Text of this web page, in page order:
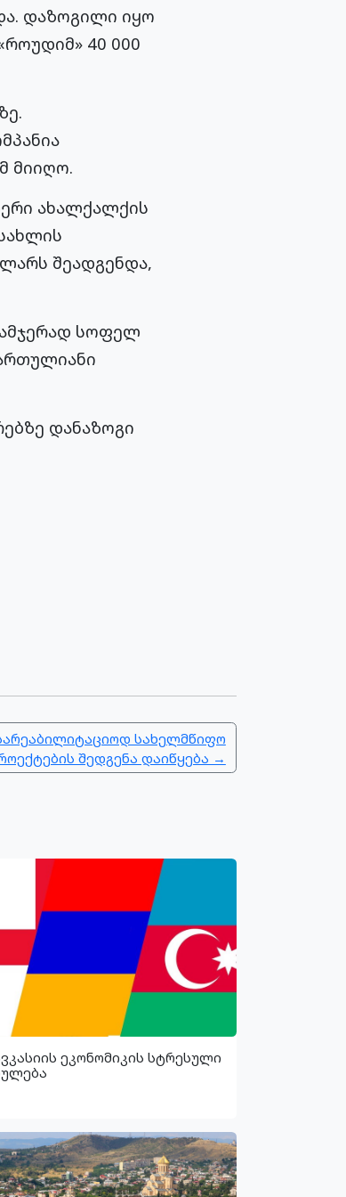
დაზოგილი იყო
40 000
მიიღო.
ახალქალქის
შეადგენდა,
ამჯერად სოფელ
დანაზოგი
სახელმწიფო
შედგენა დაიწყება →
ეკონომიკის სტრესული